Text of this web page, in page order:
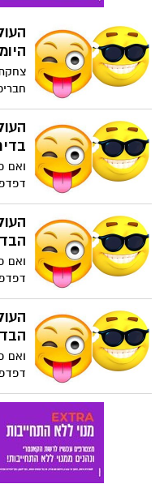
היומית
של
ואם
נט".
את
ואם
נט".
את
ואם
נט".